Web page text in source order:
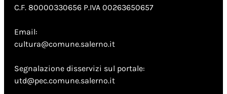
C.F. 80000330656 P.IVA 00263650657
Email:
cultura@comune.salerno.it
Segnalazione disservizi sul portale:
utd@pec.comune.salerno.it